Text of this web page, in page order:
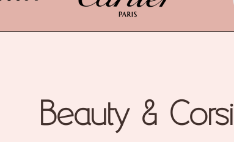
Beauty & Corsi